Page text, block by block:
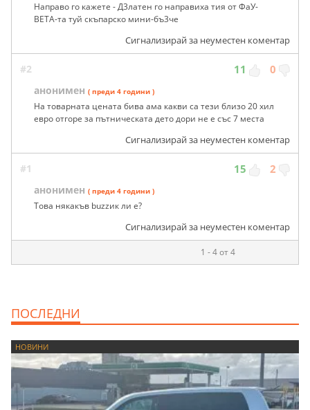
Направо го кажете - Д3латен го направиха тия от ФаУ-
BETA-та туй скъпарско мини-бъ3че
Сигнализирай за неуместен коментар
#2 11 0
анонимен ( преди 4 години )
На товарната цената бива ама какви са тези близо 20 хил
евро отгоре за пътническата дето дори не е със 7 места
Сигнализирай за неуместен коментар
#1 15 2
анонимен ( преди 4 години )
Това някакъв buzzик ли е?
Сигнализирай за неуместен коментар
1 - 4 от 4
ПОСЛЕДНИ
НОВИНИ